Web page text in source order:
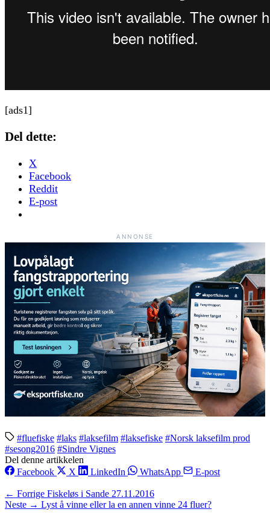
[ads1]
Del dette:
X
Facebook
Reddit
E-post
ANNONSE
#fluefiske #laks #laksefilm #laksefiske #Norsk laksefilm prod
#sesong2016 #Sindre Vignes
Del denne artikkelen
Facebook
X LinkedIn WhatsApp E-post
← Forrige Fiskeløs i Sande 27.11.2016
Neste → Lyst å vinne eller la en annen vinne 24 fluer?